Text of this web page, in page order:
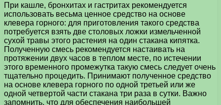
При кашле, бронхитах и гастритах рекомендуется
использовать весьма ценное средство на основе
клевера горного: для приготовления такого средства
потребуется взять две столовых ложки измельченной
сухой травы этого растения на один стакана кипятка.
Полученную смесь рекомендуется настаивать на
протяжении двух часов в теплом месте, по истечении
этого временного промежутка такую смесь следует очень
тщательно процедить. Принимают полученное средство
на основе клевера горного по одной третьей или же
одной четвертой части стакана три раза в сутки. Важно
запомнить, что для обеспечения наибольшей